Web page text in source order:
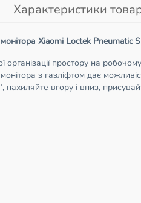
Характеристики
Xiaomi Loctek Pneumatic
організації простору на
з газліфтом дає
нахиляйте вгору і вниз,